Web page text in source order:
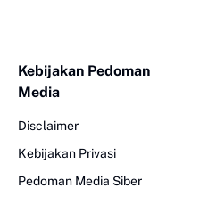
Kebijakan Pedoman
Media
Disclaimer
Kebijakan Privasi
Pedoman Media Siber